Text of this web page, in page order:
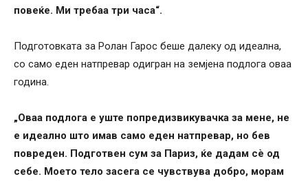
повеќе. Ми требаа три часа“.
Подготовката за Ролан Гарос беше далеку од идеална,
со само еден натпревар одигран на земјена подлога оваа
година.
„Оваа подлога е уште попредизвикувачка за мене, не
е идеално што имав само еден натпревар, но бев
повреден. Подготвен сум за Париз, ќе дадам сè од
себе. Моето тело засега се чувствува добро, морам